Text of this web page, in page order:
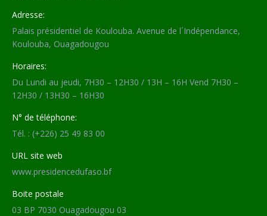
Adresse:
Palais présidentiel de Koulouba. Avenue de l´Indépendance,
Koulouba, Ouagadougou
Horaires:
Du Lundi au jeudi, 7H30 – 12H30 / 13H – 16H Vend 7H30 –
12H30 / 13H30 – 16H30
N° de téléphone:
Tél. : (+226) 25 49 83 00
URL site web
www.presidencedufaso.bf
Boite postale
03 BP 7030 Ouagadougou 03